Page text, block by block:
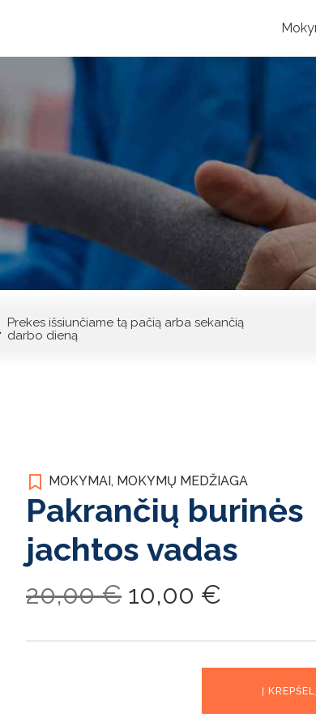
Prekes išsiunčiame tą pačią arba sekančią
darbo dieną
MOKYMAI, MOKYMŲ MEDŽIAGA
Pakrančių burinės
jachtos vadas
20,00€ Original
20,00 €.
10,00 €
is:
10,00
Į